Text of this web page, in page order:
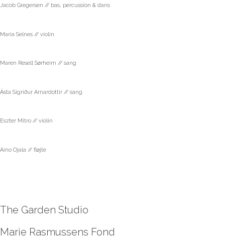
Jacob Gregersen // bas, percussion & dans
Maria Selnes // violin
Maren Resell Sørheim // sang
Ásta Sigríður Arnardottír // sang
Eszter Mitro // violin
Aino Ojala // fløjte
The Garden Studio
Marie Rasmussens Fond